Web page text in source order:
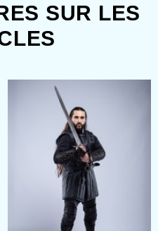
SUR LES